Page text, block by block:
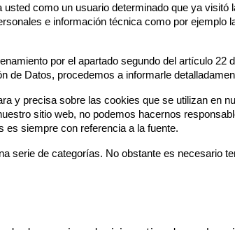
como un usuario determinado que ya visitó
e información técnica como por ejemplo
por el apartado segundo del artículo 22
de Datos, procedemos a informarle
y precisa sobre las cookies que se utilizan en
sitio web, no podemos hacernos
es siempre con referencia a la fuente.
serie de categorías. No obstante es necesario